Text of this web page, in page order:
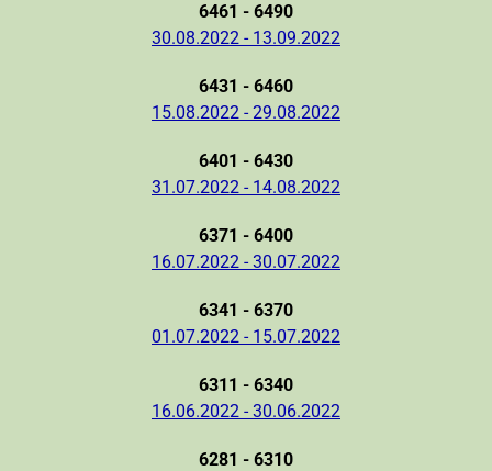
6461 - 6490
30.08.2022 - 13.09.2022
6431 - 6460
15.08.2022 - 29.08.2022
6401 - 6430
31.07.2022 - 14.08.2022
6371 - 6400
16.07.2022 - 30.07.2022
6341 - 6370
01.07.2022 - 15.07.2022
6311 - 6340
16.06.2022 - 30.06.2022
6281 - 6310